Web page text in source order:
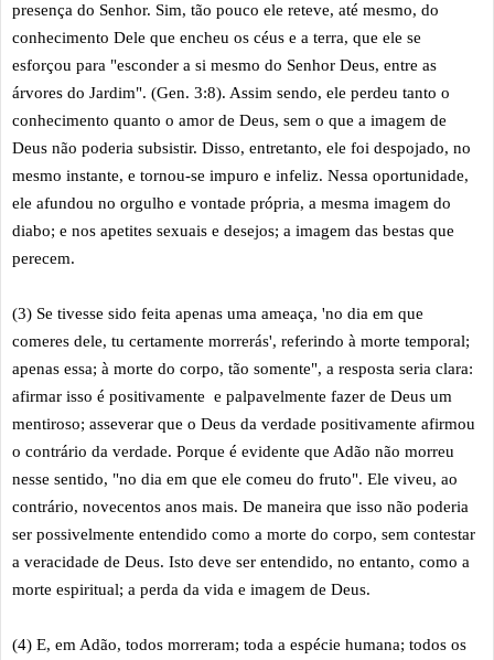
presença do Senhor. Sim, tão pouco ele reteve, até mesmo, do
conhecimento Dele que encheu os céus e a terra, que ele se
esforçou para "esconder a si mesmo do Senhor Deus, entre as
árvores do Jardim". (Gen. 3:8). Assim sendo, ele perdeu tanto o
conhecimento quanto o amor de Deus, sem o que a imagem de
Deus não poderia subsistir. Disso, entretanto, ele foi despojado, no
mesmo instante, e tornou-se impuro e infeliz. Nessa oportunidade,
ele afundou no orgulho e vontade própria, a mesma imagem do
diabo; e nos apetites sexuais e desejos; a imagem das bestas que
perecem.
(3) Se tivesse sido feita apenas uma ameaça, 'no dia em que
comeres dele, tu certamente morrerás', referindo à morte temporal;
apenas essa; à morte do corpo, tão somente", a resposta seria clara:
afirmar isso é positivamente e palpavelmente fazer de Deus um
mentiroso; asseverar que o Deus da verdade positivamente afirmou
o contrário da verdade. Porque é evidente que Adão não morreu
nesse sentido, "no dia em que ele comeu do fruto". Ele viveu, ao
contrário, novecentos anos mais. De maneira que isso não poderia
ser possivelmente entendido como a morte do corpo, sem contestar
a veracidade de Deus. Isto deve ser entendido, no entanto, como a
morte espiritual; a perda da vida e imagem de Deus.
(4) E, em Adão, todos morreram; toda a espécie humana; todos os